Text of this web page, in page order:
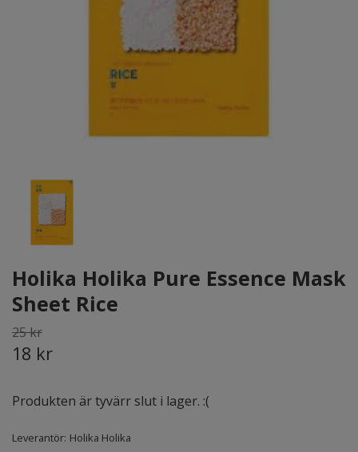
Holika Holika Pure Essence Mask
Sheet Rice
25 kr
18 kr
Produkten är tyvärr slut i lager. :(
Leverantör: Holika Holika